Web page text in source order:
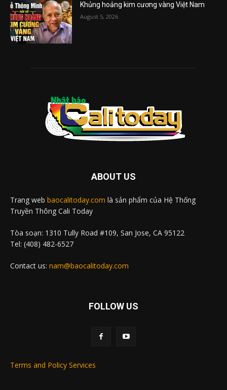
Khủng hoảng kim cương vàng Việt Nam
August 5, 2026
ABOUT US
Trang web baocalitoday.com là sản phẩm của Hệ Thống
Truyền Thông Cali Today
Tòa soạn: 1310 Tully Road #109, San Jose, CA 95122
Tel: (408) 482-6527
Contact us: nam@baocalitoday.com
FOLLOW US
Terms and Policy Services